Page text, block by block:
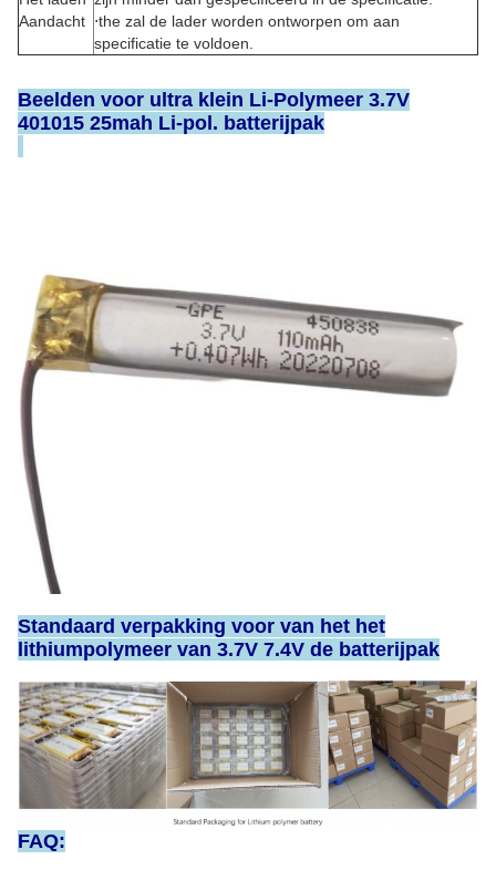
Aandacht ⋅the zal de lader worden ontworpen om aan
specificatie te voldoen.
Beelden voor ultra klein Li-Polymeer 3.7V
401015 25mah Li-pol. batterijpak
Standaard verpakking voor van het het
lithiumpolymeer van 3.7V 7.4V de batterijpak
FAQ: